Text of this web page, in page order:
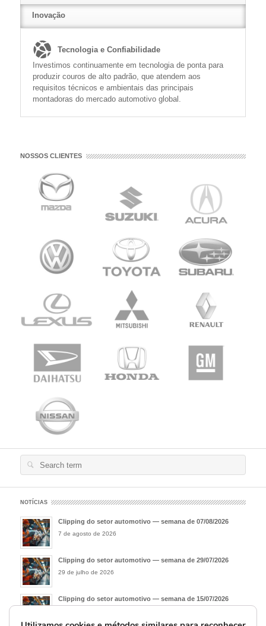
READ MORE
Inovação
Tecnologia e Confiabilidade
Investimos continuamente em tecnologia de ponta para
produzir couros de alto padrão, que atendem aos
requisitos técnicos e ambientais das principais
montadoras do mercado automotivo global.
NOSSOS CLIENTES
Search
NOTÍCIAS
Clipping do setor automotivo — semana de 07/08/2026
7 de agosto de 2026
Clipping do setor automotivo — semana de 29/07/2026
29 de julho de 2026
Clipping do setor automotivo — semana de 15/07/2026